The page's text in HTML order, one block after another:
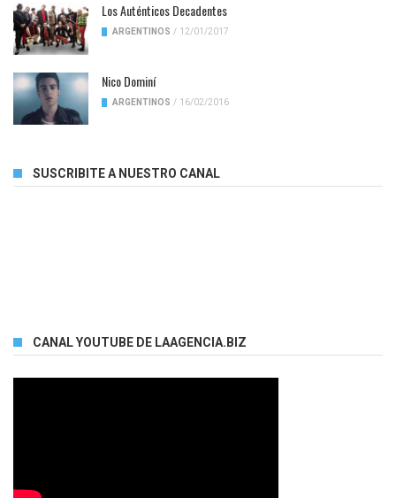
Los Auténticos Decadentes
ARGENTINOS / 12/01/2017
Nico Dominí
ARGENTINOS / 16/02/2016
SUSCRIBITE A NUESTRO CANAL
CANAL YOUTUBE DE LAAGENCIA.BIZ